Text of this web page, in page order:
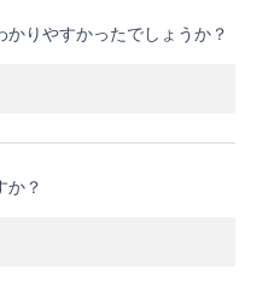
りやすかったでしょうか？
か？